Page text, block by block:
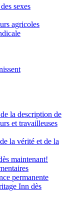
sexes
agricoles
la description de
et travailleuses
la vérité et de la
maintenant!
permanente
Inn dès